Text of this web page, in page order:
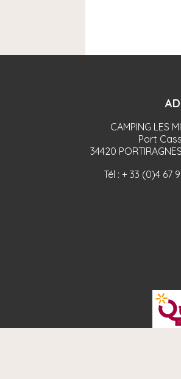
CAMPING LES
Port
34420
Tél :+ 33 (0)4 67